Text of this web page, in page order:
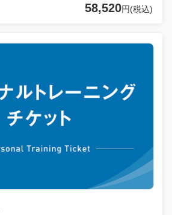
58,520円(税込)